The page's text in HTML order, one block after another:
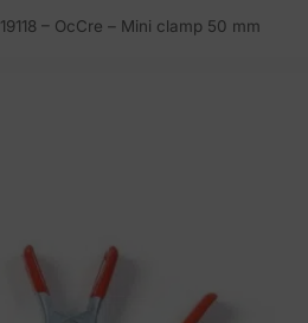
19118 – OcCre – Mini clamp 50 mm